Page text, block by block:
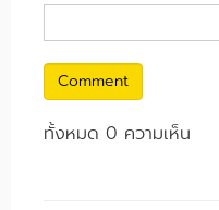
Comment
ทั้งหมด 0 ความเห็น